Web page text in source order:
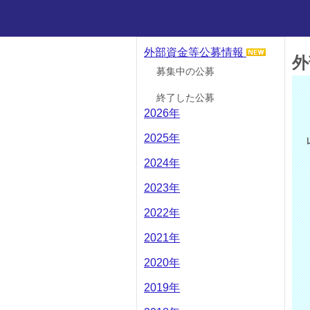
外部資金等公募情報
募集中の公募
終了した公募
2026年
2025年
2024年
2023年
2022年
2021年
2020年
2019年